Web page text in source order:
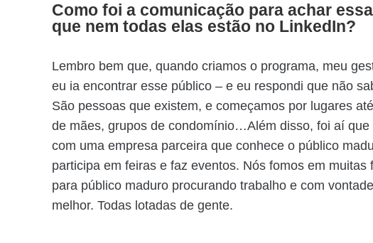
Como foi a comunicação para achar
que nem todas elas estão no LinkedIn?
Lembro bem que, quando criamos o programa, meu
eu ia encontrar esse público – e eu respondi que não
São pessoas que existem, e começamos por lugares
de mães, grupos de condomínio…Além disso, foi aí que
com uma empresa parceira que conhece o público
participa em feiras e faz eventos. Nós fomos em muitas
para público maduro procurando trabalho e com
melhor. Todas lotadas de gente.